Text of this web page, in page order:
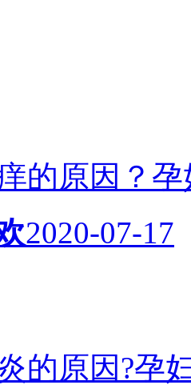
的原因？
2020-07-17
的原因?孕